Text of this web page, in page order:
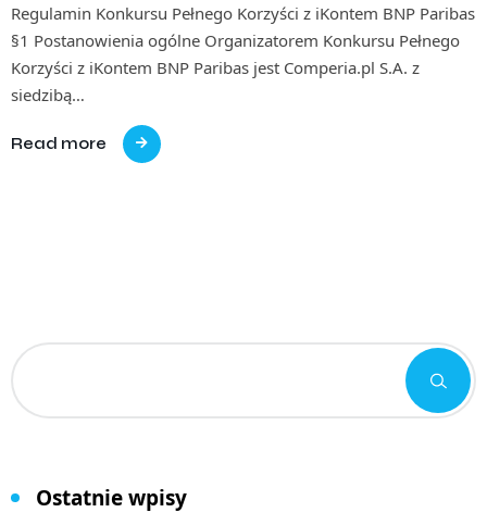
Regulamin Konkursu Pełnego Korzyści z iKontem BNP Paribas
§1 Postanowienia ogólne Organizatorem Konkursu Pełnego
Korzyści z iKontem BNP Paribas jest Comperia.pl S.A. z
siedzibą…
Read more
Ostatnie wpisy